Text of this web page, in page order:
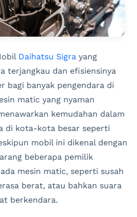
Daihatsu Sigra yang
terjangkau dan efisiensinya
bagi banyak pengendara di
matic yang nyaman
kemudahan dalam
di kota-kota besar seperti
mobil ini dikenal dengan
beberapa pemilik
mesin matic, seperti susah
berat, atau bahkan suara
berkendara.